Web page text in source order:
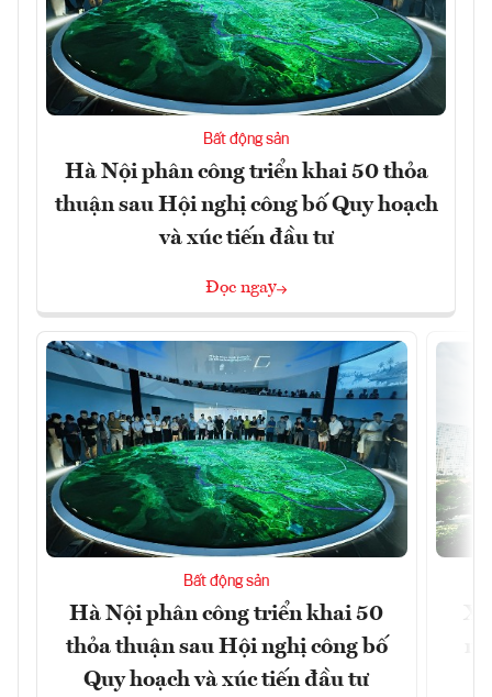
Bất động sản
Hà Nội phân công triển khai 50 thỏa
thuận sau Hội nghị công bố Quy hoạch
và xúc tiến đầu tư
Đọc ngay
Bất động sản
Hà Nội phân công triển khai 50
thỏa thuận sau Hội nghị công bố
Quy hoạch và xúc tiến đầu tư